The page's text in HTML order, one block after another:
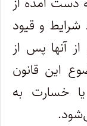
و قیود
آنها پس از
این قانون
خسارت به